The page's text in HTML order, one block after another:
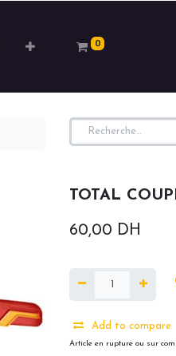
0
TOTAL
60,00 DH
Add to compare
Article en rupture ou sur